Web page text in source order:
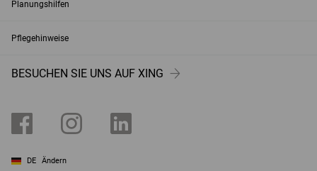
Planungshilfen
Pflegehinweise
BESUCHEN SIE UNS AUF XING
DE Ändern